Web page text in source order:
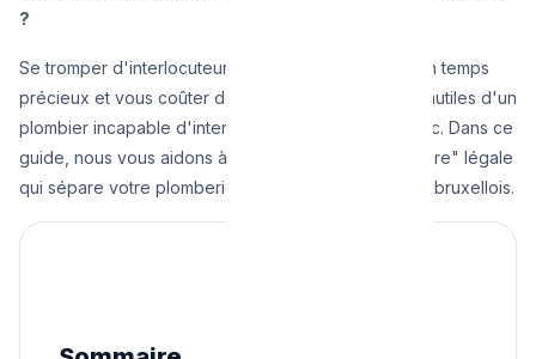
?
Se tromper d'interlocuteur peut vous faire perdre un temps
précieux et vous coûter des frais de déplacement inutiles d'un
plombier incapable d'intervenir sur le domaine public. Dans ce
guide, nous vous aidons à tracer la fameuse "frontière" légale
qui sépare votre plomberie privée du réseau public bruxellois.